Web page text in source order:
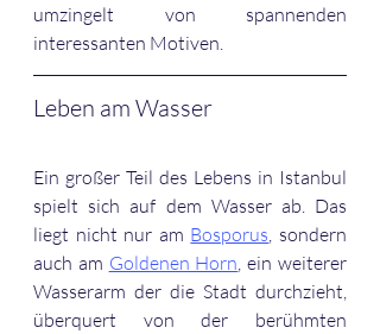
umzingelt von spannenden
interessanten Motiven.
Leben am Wasser
Ein großer Teil des Lebens in Istanbul
spielt sich auf dem Wasser ab. Das
liegt nicht nur am Bosporus , sondern
auch am Goldenen Horn , ein weiterer
Wasserarm der die Stadt durchzieht,
überquert von der berühmten